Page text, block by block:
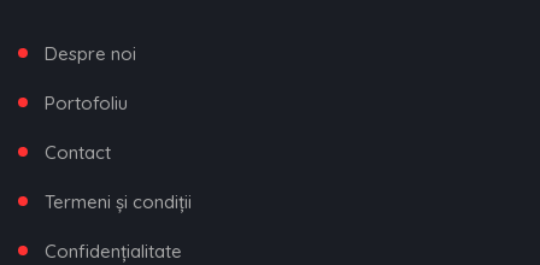
Despre noi
Portofoliu
Contact
Termeni și condiții
Confidențialitate